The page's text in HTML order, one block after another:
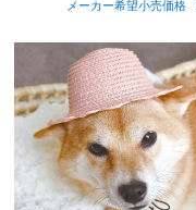
メーカー希望小売価格